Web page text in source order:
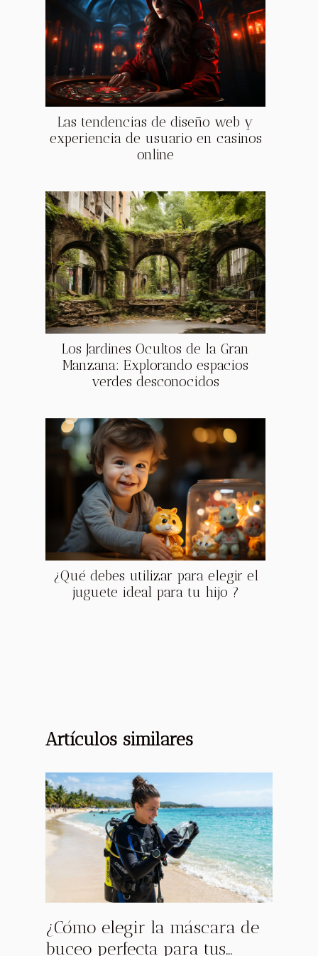
Las tendencias de diseño web y
experiencia de usuario en casinos
online
Los Jardines Ocultos de la Gran
Manzana: Explorando espacios
verdes desconocidos
¿Qué debes utilizar para elegir el
juguete ideal para tu hijo ?
Artículos similares
¿Cómo elegir la máscara de
buceo perfecta para tus